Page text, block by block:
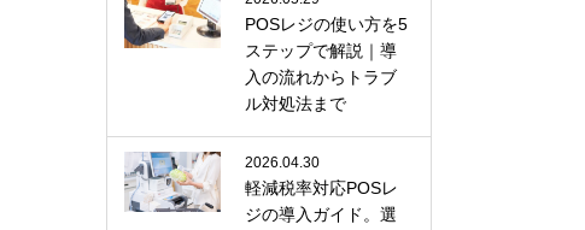
POSレジの使い方を5
ステップで解説｜導
入の流れからトラブ
ル対処法まで
2026.04.30
軽減税率対応POSレ
ジの導入ガイド。選